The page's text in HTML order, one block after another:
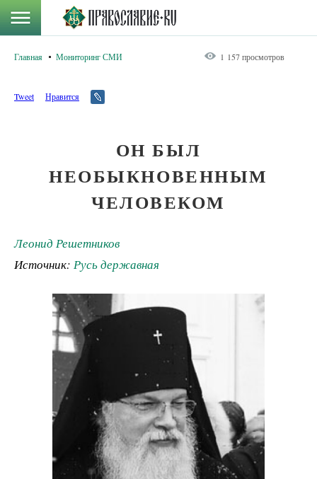
Главная Мониторинг СМИ 1 157 просмотров
Tweet Нравится
ОН БЫЛ
НЕОБЫКНОВЕННЫМ
ЧЕЛОВЕКОМ
Леонид Решетников
Источник: Русь державная